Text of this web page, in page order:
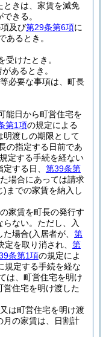
ときは、家賃を減免
きる。
及び第29条第6項に
あるとき。
受けたとき。
あるとき。
必要な事項は、町長
能日から町営住宅を
第1項の規定による
明渡しの期限として
の指定する日前であ
定する手続を経ない
する日、 第39条第
場合にあっては請求
) までの家賃を納入し
家賃を町長の発行す
ない。 ただし、入
た場合(入居者が、 第
を取り消され、 第
条第1項の規定によ
規定する手続を経な
は、町営住宅を明け
営住宅を明け渡した
は町営住宅を明け渡
月の家賃は、日割計